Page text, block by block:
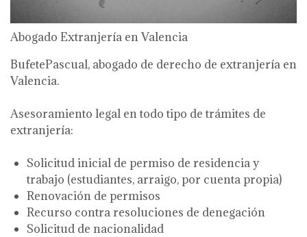
Abogado Extranjería en Valencia
BufetePascual, abogado de derecho de extranjería en
Valencia.
Asesoramiento legal en todo tipo de trámites de
extranjería:
Solicitud inicial de permiso de residencia y
trabajo (estudiantes, arraigo, por cuenta propia)
Renovación de permisos
Recurso contra resoluciones de denegación
Solicitud de nacionalidad